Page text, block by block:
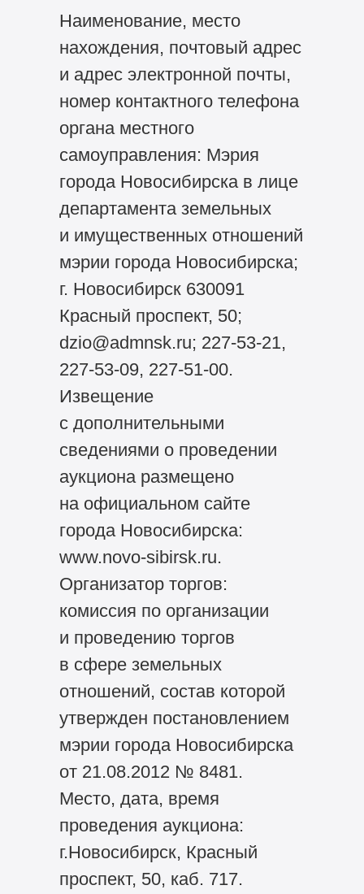
Наименование, место
нахождения, почтовый адрес
и адрес электронной почты,
номер контактного телефона
органа местного
самоуправления: Мэрия
города Новосибирска в лице
департамента земельных
и имущественных отношений
мэрии города Новосибирска;
г. Новосибирск 630091
Красный проспект, 50;
dzio@admnsk.ru; 227-53-21,
227-53-09, 227-51-00.
Извещение
с дополнительными
сведениями о проведении
аукциона размещено
на официальном сайте
города Новосибирска:
www.novo-sibirsk.ru.
Организатор торгов:
комиссия по организации
и проведению торгов
в сфере земельных
отношений, состав которой
утвержден постановлением
мэрии города Новосибирска
от 21.08.2012 № 8481.
Место, дата, время
проведения аукциона:
г.Новосибирск, Красный
проспект, 50, каб. 717.